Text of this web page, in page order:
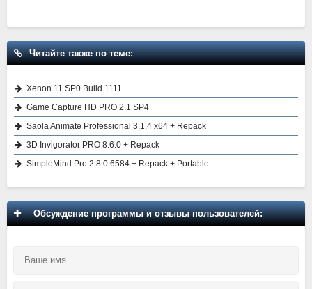
Читайте также по теме:
Xenon 11 SP0 Build 1111
Game Capture HD PRO 2.1 SP4
Saola Animate Professional 3.1.4 x64 + Repack
3D Invigorator PRO 8.6.0 + Repack
SimpleMind Pro 2.8.0.6584 + Repack + Portable
Обсуждение программы и отзывы пользователей: